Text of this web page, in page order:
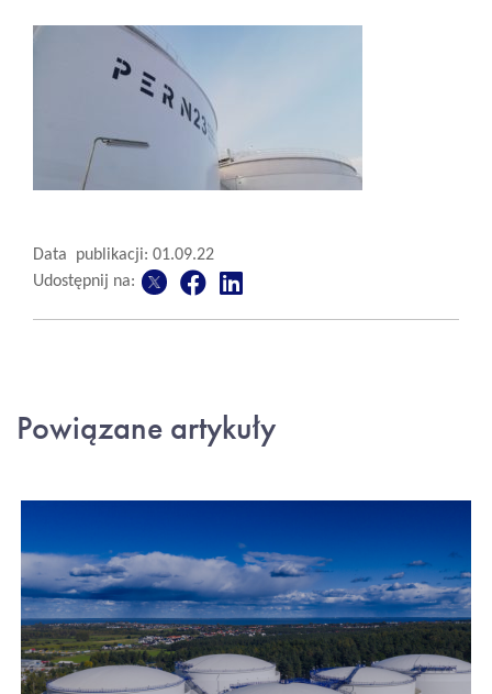
Data publikacji: 01.09.22
Udostępnij na:
Powiązane artykuły